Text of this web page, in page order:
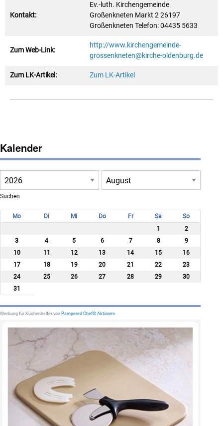
Kontakt:
Ev.-luth. Kirchengemeinde
Großenkneten Markt 2 26197
Großenkneten Telefon: 04435 5633
Zum Web-Link:
http://www.kirchengemeinde-
grossenkneten@kirche-oldenburg.de
Zum LK-Artikel: Zum LK-Artikel
Kalender
Mo Di Mi Do Fr Sa
So
1
2
3
4 5 6 7 8
9
10
11 12 13 14 15
16
17
18 19 20 21 22
23
24
25 26 27 28 29
30
31
Werbung für Küchenhelfer von Pampered Chef® Aktionen